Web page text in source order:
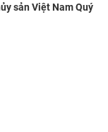
sản Việt Nam Quý